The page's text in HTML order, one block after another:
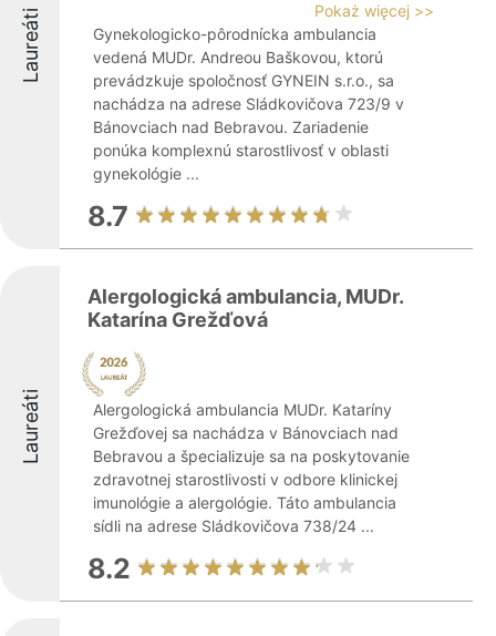
Laureáti
Pokaż więcej >>
Gynekologicko-pôrodnícka ambulancia
vedená MUDr. Andreou Baškovou, ktorú
prevádzkuje spoločnosť GYNEIN s.r.o., sa
nachádza na adrese Sládkovičova 723/9 v
Bánovciach nad Bebravou. Zariadenie
ponúka komplexnú starostlivosť v oblasti
gynekológie ...
8.7
Laureáti
Alergologická ambulancia, MUDr.
Katarína Grežďová
Alergologická ambulancia MUDr. Kataríny
Grežďovej sa nachádza v Bánovciach nad
Bebravou a špecializuje sa na poskytovanie
zdravotnej starostlivosti v odbore klinickej
imunológie a alergológie. Táto ambulancia
sídli na adrese Sládkovičova 738/24 ...
8.2